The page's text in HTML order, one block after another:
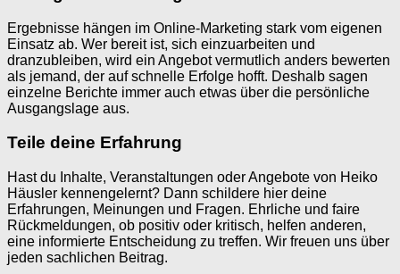
Ergebnisse hängen im Online-Marketing stark vom eigenen
Einsatz ab. Wer bereit ist, sich einzuarbeiten und
dranzubleiben, wird ein Angebot vermutlich anders bewerten
als jemand, der auf schnelle Erfolge hofft. Deshalb sagen
einzelne Berichte immer auch etwas über die persönliche
Ausgangslage aus.
Teile deine Erfahrung
Hast du Inhalte, Veranstaltungen oder Angebote von Heiko
Häusler kennengelernt? Dann schildere hier deine
Erfahrungen, Meinungen und Fragen. Ehrliche und faire
Rückmeldungen, ob positiv oder kritisch, helfen anderen,
eine informierte Entscheidung zu treffen. Wir freuen uns über
jeden sachlichen Beitrag.